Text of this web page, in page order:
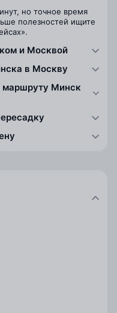
но точное время
полезностей ищите
и Москвой
в Москву
маршруту Минск